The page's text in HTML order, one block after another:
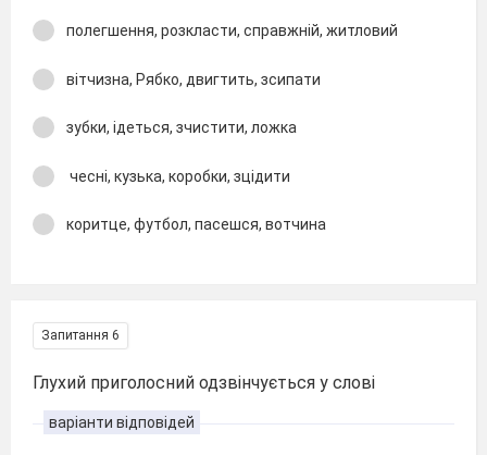
полегшення, розкласти, справжній, житловий
вітчизна, Рябко, двигтить, зсипати
зубки, ідеться, зчистити, ложка
чесні, кузька, коробки, зцідити
коритце, футбол, пасешся, вотчина
Запитання 6
Глухий приголосний одзвінчується у слові
варіанти відповідей